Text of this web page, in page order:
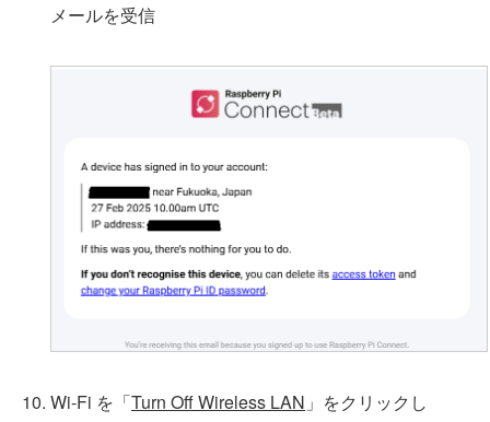
メールを受信
Wi-Fi を「Turn Off Wireless LAN 」をクリックし